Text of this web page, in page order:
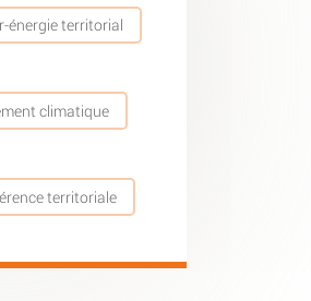
énergie territorial
climatique
territoriale